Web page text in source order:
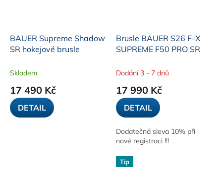
BAUER Supreme Shadow
SR hokejové brusle
Skladem
17 490 Kč
DETAIL
Brusle BAUER S26 F-X
SUPREME F50 PRO SR
Dodání 3 - 7 dnů
17 990 Kč
DETAIL
Dodatečná sleva 10% při
nové registraci !!!
Tip